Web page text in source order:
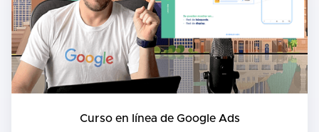
Curso en línea de Google Ads